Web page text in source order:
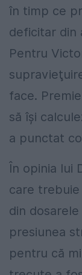
în timp ce
deficitar din
Pentru
face.
să îşi
a punctat
În opinia lui
care
din
presiunea
pentru că